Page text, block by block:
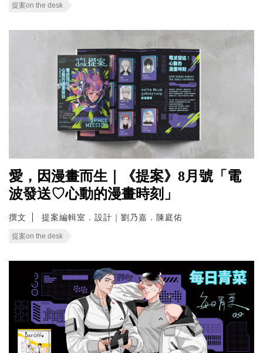
提案on the desk
愛，因漫畫而生｜《提案》8月號「電
波發送♡心動的漫畫時刻」
撰文 提案編輯室．設計｜劉乃嘉．陳庭佑
提案on the desk